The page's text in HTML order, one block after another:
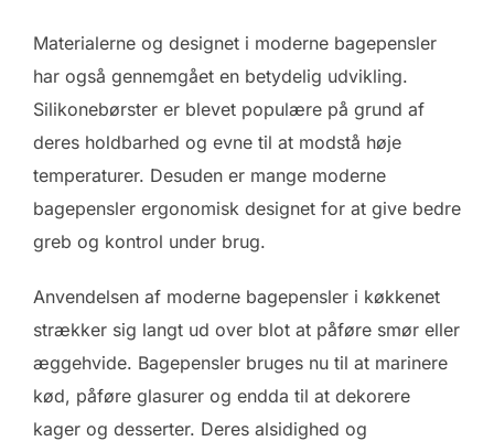
Materialerne og designet i moderne bagepensler
har også gennemgået en betydelig udvikling.
Silikonebørster er blevet populære på grund af
deres holdbarhed og evne til at modstå høje
temperaturer. Desuden er mange moderne
bagepensler ergonomisk designet for at give bedre
greb og kontrol under brug.
Anvendelsen af moderne bagepensler i køkkenet
strækker sig langt ud over blot at påføre smør eller
æggehvide. Bagepensler bruges nu til at marinere
kød, påføre glasurer og endda til at dekorere
kager og desserter. Deres alsidighed og